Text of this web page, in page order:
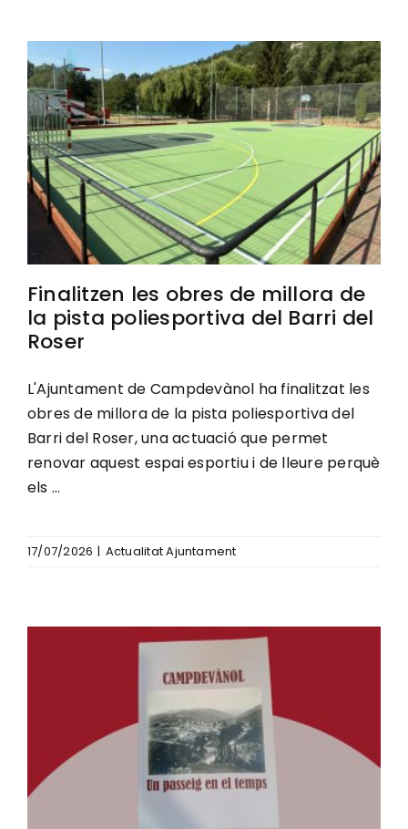
Finalitzen les obres de millora de
la pista poliesportiva del Barri del
Roser
L'Ajuntament de Campdevànol ha finalitzat les
obres de millora de la pista poliesportiva del
Barri del Roser, una actuació que permet
renovar aquest espai esportiu i de lleure perquè
els ...
17/07/2026 | Actualitat Ajuntament